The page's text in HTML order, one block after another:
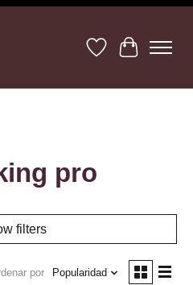
Lista de deseos
Cesta
pro
filters
por Popularidad